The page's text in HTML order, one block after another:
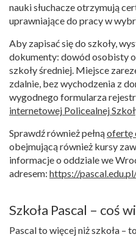
nauki słuchacze otrzymują
uprawniające do pracy w
Aby zapisać się do szkoły,
dokumenty: dowód osobisty
szkoły średniej. Miejsce
zdalnie, bez wychodzenia z
wygodnego formularza
internetowej Policealnej
Sprawdź również pełnąofertę
obejmującą również kursy
informacje o oddziale we
adresem: https://
Szkoła Pascal – coś
Pascal to więcej niż szkoła –